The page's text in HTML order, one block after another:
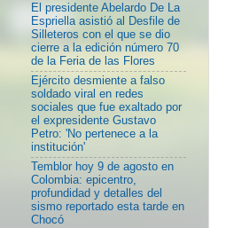
El presidente Abelardo De La
Espriella asistió al Desfile de
Silleteros con el que se dio
cierre a la edición número 70
de la Feria de las Flores
Ejército desmiente a falso
soldado viral en redes
sociales que fue exaltado por
el expresidente Gustavo
Petro: 'No pertenece a la
institución'
Temblor hoy 9 de agosto en
Colombia: epicentro,
profundidad y detalles del
sismo reportado esta tarde en
Chocó